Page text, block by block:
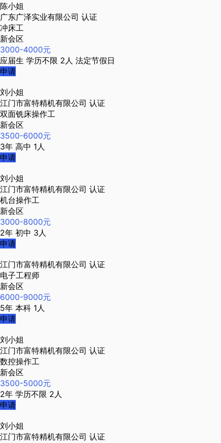
陈小姐
广东广泽实业有限公司 认证
冲床工
新会区
3000-4000元
应届生 学历不限 2人 法定节假日
申请
刘小姐
江门市富特精机有限公司 认证
双面铣床操作工
新会区
3500-6000元
3年 高中 1人
申请
刘小姐
江门市富特精机有限公司 认证
机台操作工
新会区
3000-8000元
2年 初中 3人
申请
江门市富特精机有限公司 认证
电子工程师
新会区
6000-9000元
5年 本科 1人
申请
刘小姐
江门市富特精机有限公司 认证
数控操作工
新会区
3500-5000元
2年 学历不限 2人
申请
刘小姐
江门市富特精机有限公司 认证